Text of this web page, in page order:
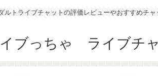
ルトライブチャットの評価レビューやおすすめチ